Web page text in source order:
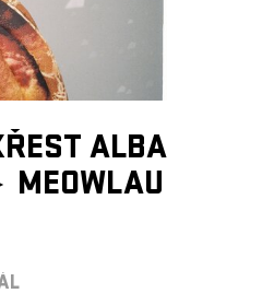
ALBA
MEOWLAU